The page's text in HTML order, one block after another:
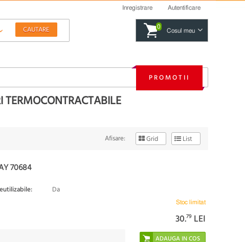
Inregistrare Autentificare
0
Cosul meu
PROMOTII
Afisare: Grid List
70684
Da
Stoc limitat
30.79 LEI